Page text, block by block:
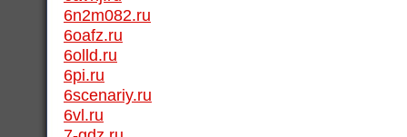
6n2m082.ru
6oafz.ru
6olld.ru
6pi.ru
6scenariy.ru
6vl.ru